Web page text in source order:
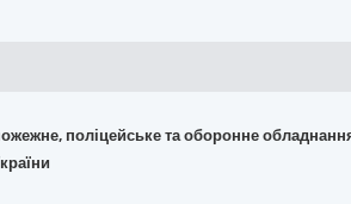
поліцейське та оборонне